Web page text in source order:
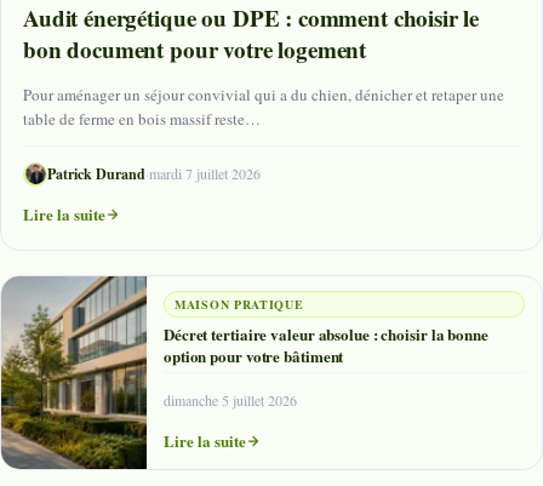
Audit énergétique ou DPE : comment choisir le
bon document pour votre logement
Pour aménager un séjour convivial qui a du chien, dénicher et retaper une
table de ferme en bois massif reste…
Patrick Durand·mardi 7 juillet 2026
Lire la suite
MAISON PRATIQUE
Décret tertiaire valeur absolue : choisir la bonne
option pour votre bâtiment
dimanche 5 juillet 2026
Lire la suite